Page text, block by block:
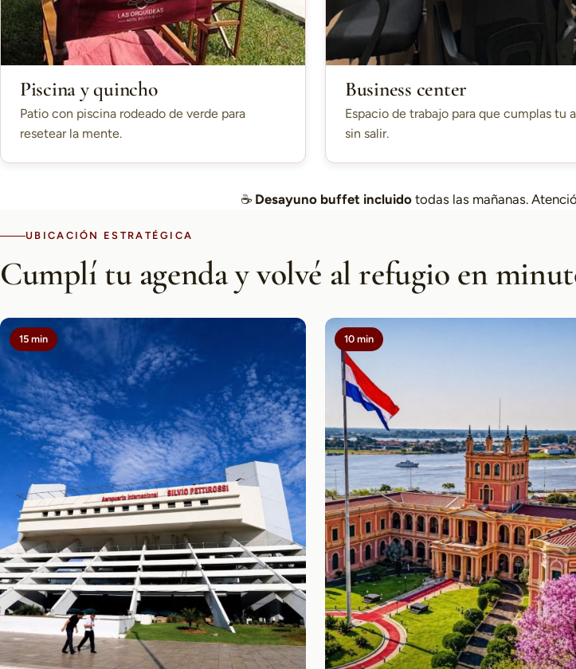
Piscina y quincho
Patio con piscina rodeado de verde para
resetear la mente.
Business center
Espacio de trabajo para que cumplas tu
sin salir.
☕ Desayuno buffet incluido todas las mañanas.
UBICACIÓN ESTRATÉGICA
Cumplí tu agenda y volvé al refugio en
15 min 10 min